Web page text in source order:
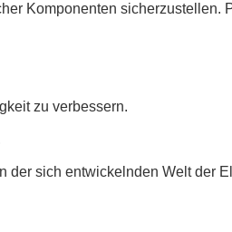
Komponenten sicherzustellen.
zu verbessern.
sich entwickelnden Welt der